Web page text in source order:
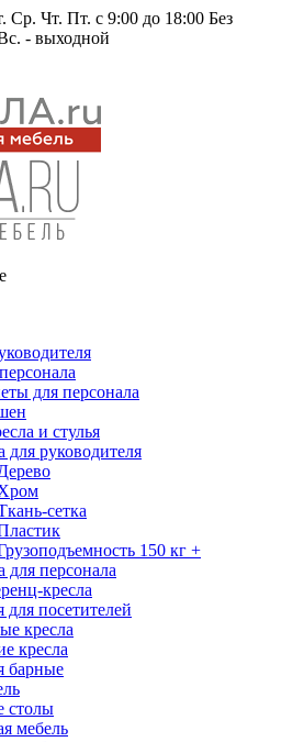
Ср. Чт. Пт. с 9:00 до 18:00 Без
- выходной
для персонала
и стулья
для руководителя
сетка
150 кг +
для персонала
кресла
для посетителей
кресла
кресла
барные
столы
мебель